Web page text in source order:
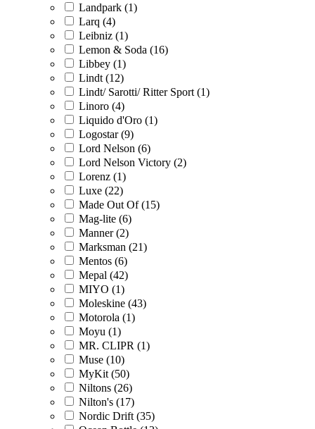
Landpark (1)
Larq (4)
Leibniz (1)
Lemon & Soda (16)
Libbey (1)
Lindt (12)
Lindt/ Sarotti/ Ritter Sport (1)
Linoro (4)
Liquido d'Oro (1)
Logostar (9)
Lord Nelson (6)
Lord Nelson Victory (2)
Lorenz (1)
Luxe (22)
Made Out Of (15)
Mag-lite (6)
Manner (2)
Marksman (21)
Mentos (6)
Mepal (42)
MIYO (1)
Moleskine (43)
Motorola (1)
Moyu (1)
MR. CLIPR (1)
Muse (10)
MyKit (50)
Niltons (26)
Nilton's (17)
Nordic Drift (35)